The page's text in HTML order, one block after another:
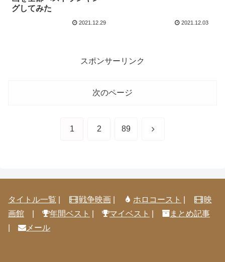
グしてみた
2021.12.29 2021.12.03
スポンサーリンク
次のページ
1 2 89 次
タイトル一覧 戦争映画| ホロコースト
映
画館
年間ベスト マイベスト
まとめ記事
メール